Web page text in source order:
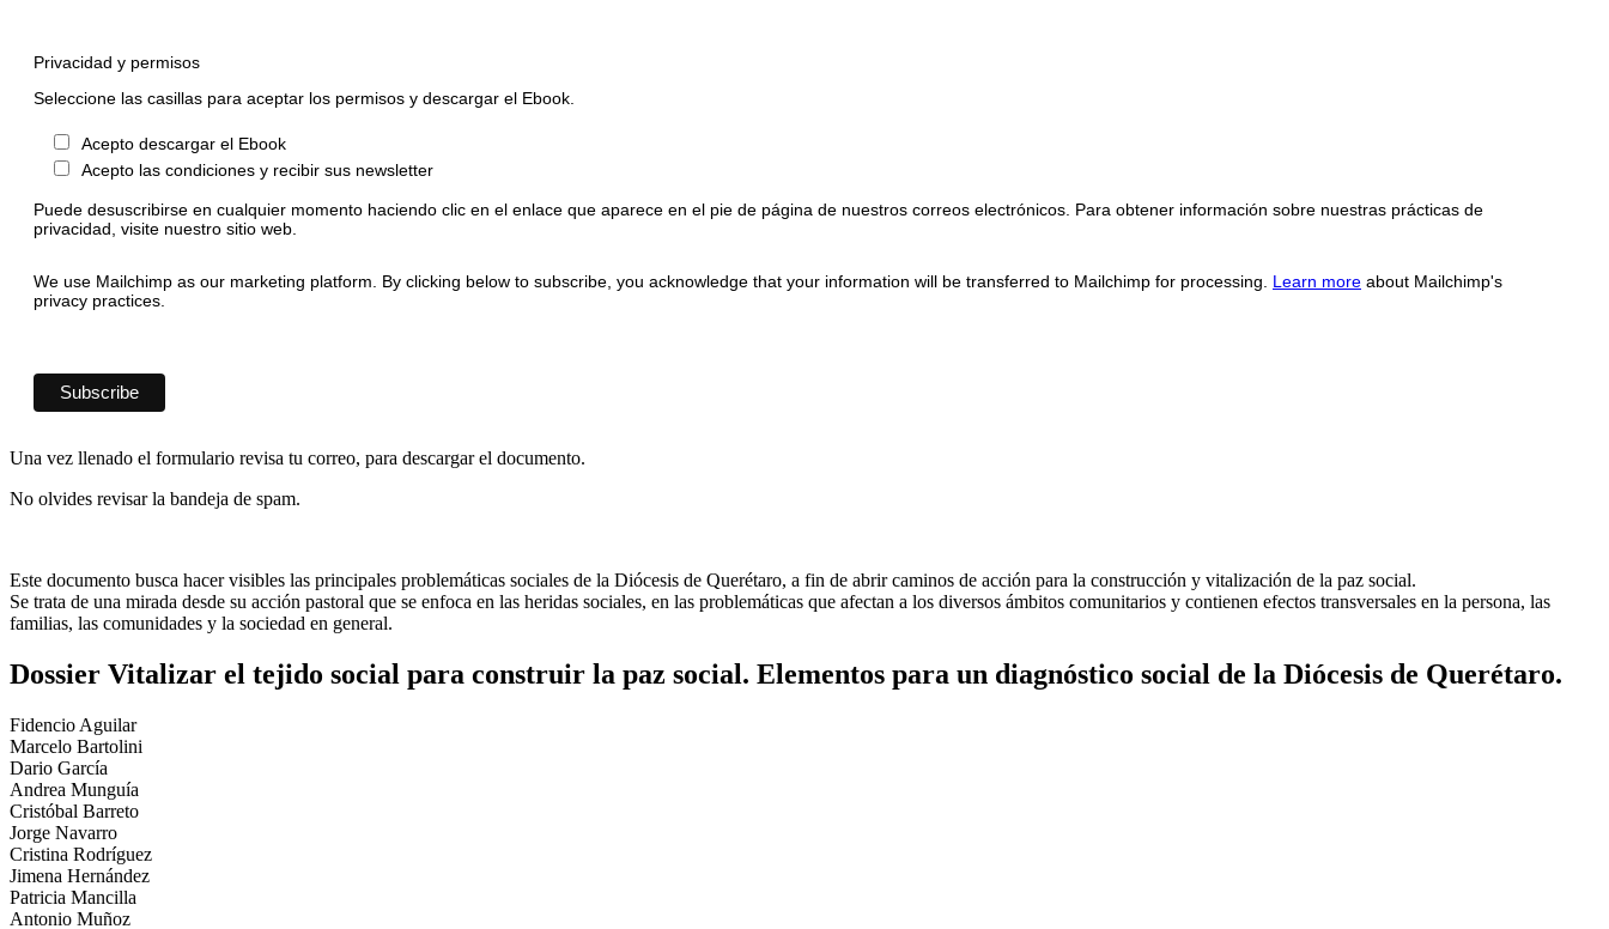
Privacidad y permisos
Seleccione las casillas para aceptar los permisos y descargar el Ebook.
Acepto descargar el Ebook
Acepto las condiciones y recibir sus newsletter
Puede desuscribirse en cualquier momento haciendo clic en el enlace que aparece en el pie de página de nuestros correos electrónicos. Para obtener información sobre nuestras prácticas de
privacidad, visite nuestro sitio web.
We use Mailchimp as our marketing platform. By clicking below to subscribe, you acknowledge that your information will be transferred to Mailchimp for processing. Learn more about Mailchimp's
privacy practices.
Una vez llenado el formulario revisa tu correo, para descargar el documento.
No olvides revisar la bandeja de spam.
Este documento busca hacer visibles las principales problemáticas sociales de la Diócesis de Querétaro, a fin de abrir caminos de acción para la construcción y vitalización de la paz social.
Se trata de una mirada desde su acción pastoral que se enfoca en las heridas sociales, en las problemáticas que afectan a los diversos ámbitos comunitarios y contienen efectos transversales en la persona, las
familias, las comunidades y la sociedad en general.
Dossier Vitalizar el tejido social para construir la paz social. Elementos para un diagnóstico social de la Diócesis de Querétaro.
Fidencio Aguilar
Marcelo Bartolini
Dario García
Andrea Munguía
Cristóbal Barreto
Jorge Navarro
Cristina Rodríguez
Jimena Hernández
Patricia Mancilla
Antonio Muñoz